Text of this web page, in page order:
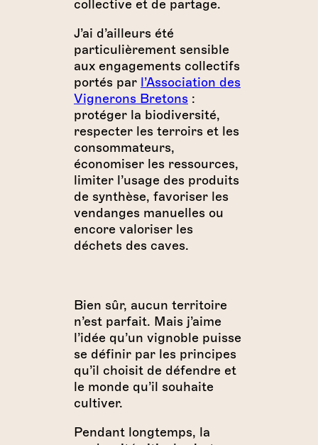
collective et de partage.
J’ai d’ailleurs été
particulièrement sensible
aux engagements collectifs
portés par l’Association des
Vignerons Bretons :
protéger la biodiversité,
respecter les terroirs et les
consommateurs,
économiser les ressources,
limiter l’usage des produits
de synthèse, favoriser les
vendanges manuelles ou
encore valoriser les
déchets des caves.
Bien sûr, aucun territoire
n’est parfait. Mais j’aime
l’idée qu’un vignoble puisse
se définir par les principes
qu’il choisit de défendre et
le monde qu’il souhaite
cultiver.
Pendant longtemps, la